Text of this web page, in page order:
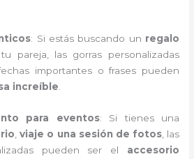
: Si estás buscando un regalo
pareja, las gorras personalizadas
importantes o frases pueden
increíble
para eventos: Si tienes una
,viaje o una sesión de fotos, las
pueden ser el accesorio